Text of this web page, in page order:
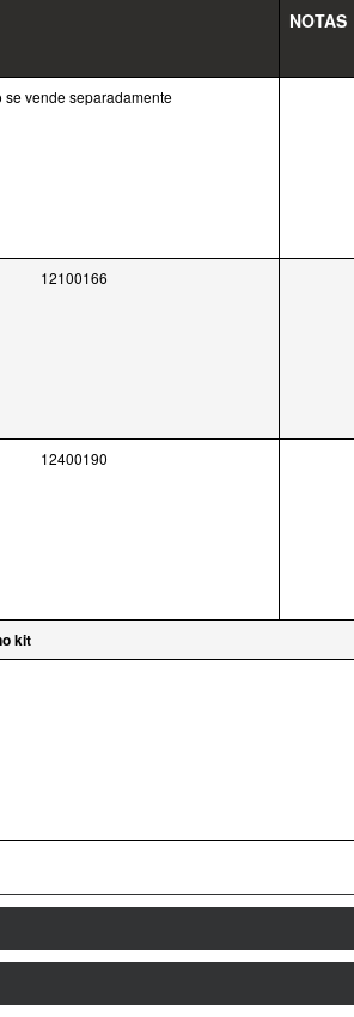
NOTAS
se vende separadamente
12100166
12400190
kit